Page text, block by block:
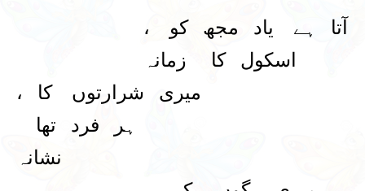
آتا ہے یاد مجھ کو ،
اسکول کا زمانہ
میری شرارتوں کا ،
ہر فرد تھا
نشانہ